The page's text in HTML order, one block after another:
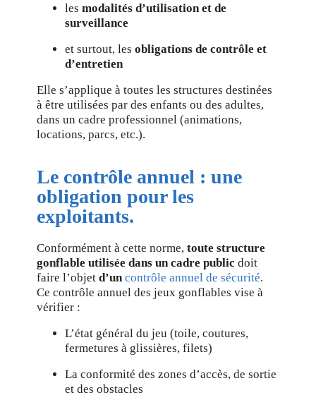
lesmodalités d’utilisation et de
surveillance
et surtout, lesobligations de contrôle et
d’entretien
Elle s’applique à toutes les structures destinées
à être utilisées par des enfants ou des adultes,
dans un cadre professionnel (animations,
locations, parcs, etc.).
Le contrôle annuel : une
obligation pour les
exploitants.
Conformément à cette norme,toute structure
gonflable utilisée dans un cadre public doit
faire l’objetd’uncontrôle annuel de sécurité.
Ce contrôle annuel des jeux gonflables vise à
vérifier :
L’état général du jeu (toile, coutures,
fermetures à glissières, filets)
La conformité des zones d’accès, de sortie
et des obstacles